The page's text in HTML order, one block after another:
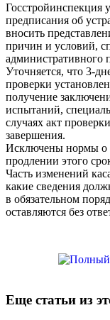
Госстройинспекция
предписания об
вносить
причин и условий,
административного
Уточняется, что 3-
проверки
получение
испытаний,
случаях акт
завершения.
Исключены нормы о
продлении этого
Часть изменений
какие сведения
в обязательном
оставляются без
Еще статьи из